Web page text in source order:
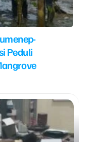
Peduli